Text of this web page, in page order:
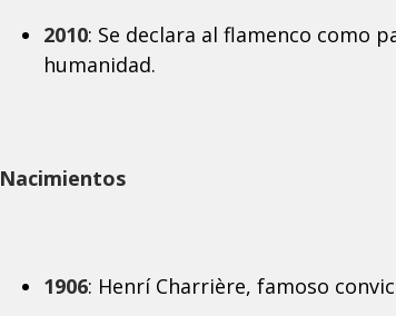
2010: Se declara al flamenco como
humanidad.
Nacimientos
1906: Henrí Charrière, famoso